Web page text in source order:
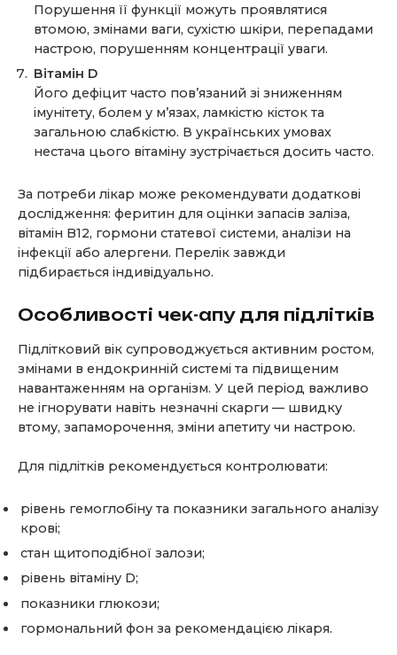
Порушення її функції можуть проявлятися
втомою, змінами ваги, сухістю шкіри, перепадами
настрою, порушенням концентрації уваги.
Вітамін D
Його дефіцит часто пов’язаний зі зниженням
імунітету, болем у м’язах, ламкістю кісток та
загальною слабкістю. В українських умовах
нестача цього вітаміну зустрічається досить часто.
За потреби лікар може рекомендувати додаткові
дослідження: феритин для оцінки запасів заліза,
вітамін B12, гормони статевої системи, аналізи на
інфекції або алергени. Перелік завжди
підбирається індивідуально.
Особливості чек-апу для підлітків
Підлітковий вік супроводжується активним ростом,
змінами в ендокринній системі та підвищеним
навантаженням на організм. У цей період важливо
не ігнорувати навіть незначні скарги — швидку
втому, запаморочення, зміни апетиту чи настрою.
Для підлітків рекомендується контролювати:
рівень гемоглобіну та показники загального аналізу
крові;
стан щитоподібної залози;
рівень вітаміну D;
показники глюкози;
гормональний фон за рекомендацією лікаря.